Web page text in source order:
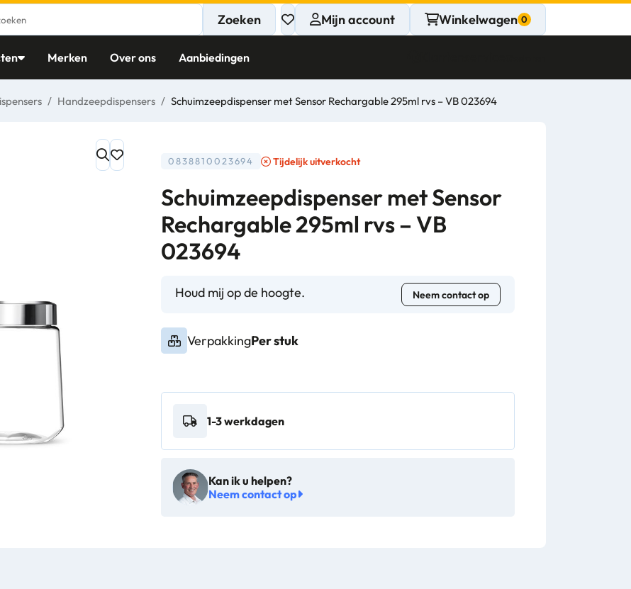
Mijn account Winkelwagen
Zoeken
advies
nodig?
Merken Over ons Aanbiedingen
/ Handzeepdispensers / Schuimzeepdispenser met Sensor Rechargable 295ml rvs – VB 023694
0838810023694 Tijdelijk uitverkocht
Schuimzeepdispenser met Sensor
Rechargable 295ml rvs – VB
023694
Houd mij op de hoogte. Neem contact op
VerpakkingPer stuk
1-3 werkdagen
Kan ik u helpen?
Neem contact op